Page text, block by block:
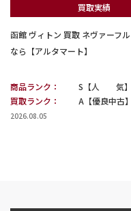
買取実績
函館 ヴィトン 買取 ネヴァーフ
なら【アルタマート】
商品ランク：
S【人 気】
買取ランク：
A【優良中古】
2026.08.05